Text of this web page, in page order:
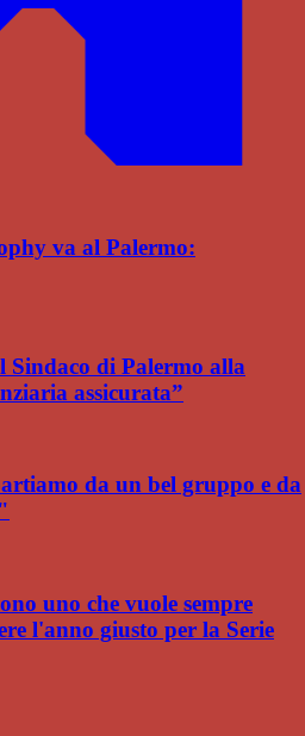
va al Palermo:
Sindaco di Palermo alla
assicurata”
da un bel gruppo e da
uno che vuole sempre
l'anno giusto per la Serie